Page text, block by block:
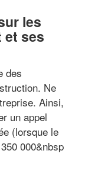
les
et ses
des
Ne
Ainsi,
un appel
(lorsque le
000&nbsp